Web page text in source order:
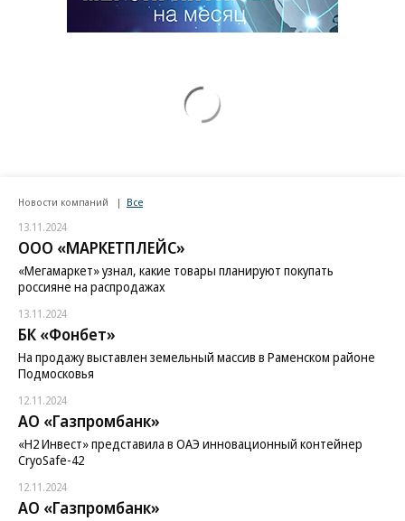
Новости компаний Все
13.11.2024
ООО «МАРКЕТПЛЕЙС»
«Мегамаркет» узнал, какие товары планируют покупать
россияне на распродажах
13.11.2024
БК «Фонбет»
На продажу выставлен земельный массив в Раменском районе
Подмосковья
12.11.2024
АО «Газпромбанк»
«H2 Инвест» представила в ОАЭ инновационный контейнер
CryoSafe-42
12.11.2024
АО «Газпромбанк»